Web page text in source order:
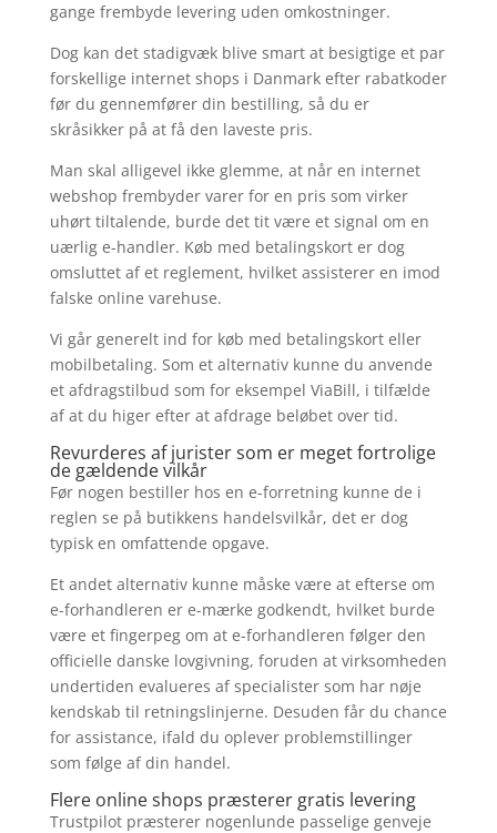
gange frembyde levering uden omkostninger.
Dog kan det stadigvæk blive smart at besigtige et par
forskellige internet shops i Danmark efter rabatkoder
før du gennemfører din bestilling, så du er
skråsikker på at få den laveste pris.
Man skal alligevel ikke glemme, at når en internet
webshop frembyder varer for en pris som virker
uhørt tiltalende, burde det tit være et signal om en
uærlig e-handler. Køb med betalingskort er dog
omsluttet af et reglement, hvilket assisterer en imod
falske online varehuse.
Vi går generelt ind for køb med betalingskort eller
mobilbetaling. Som et alternativ kunne du anvende
et afdragstilbud som for eksempel ViaBill, i tilfælde
af at du higer efter at afdrage beløbet over tid.
Revurderes af jurister som er meget fortrolige
de gældende vilkår
Før nogen bestiller hos en e-forretning kunne de i
reglen se på butikkens handelsvilkår, det er dog
typisk en omfattende opgave.
Et andet alternativ kunne måske være at efterse om
e-forhandleren er e-mærke godkendt, hvilket burde
være et fingerpeg om at e-forhandleren følger den
officielle danske lovgivning, foruden at virksomheden
undertiden evalueres af specialister som har nøje
kendskab til retningslinjerne. Desuden får du chance
for assistance, ifald du oplever problemstillinger
som følge af din handel.
Flere online shops præsterer gratis levering
Trustpilot præsterer nogenlunde passelige genveje